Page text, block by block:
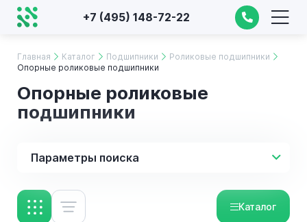
+7 (495) 148-72-22
Главная Каталог Подшипники
Роликовые подшипники
Опорные роликовые подшипники
Опорные роликовые
подшипники
Параметры поиска
Каталог